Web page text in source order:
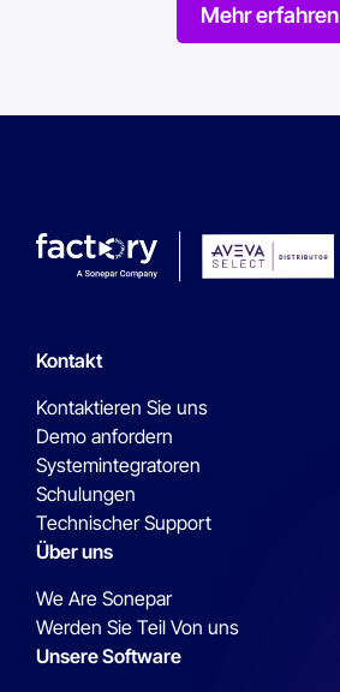
Mehr erfahren
Kontakt
Kontaktieren Sie uns
Demo anfordern
Systemintegratoren
Schulungen
Technischer Support
Über uns
We Are Sonepar
Werden Sie Teil Von uns
Unsere Software